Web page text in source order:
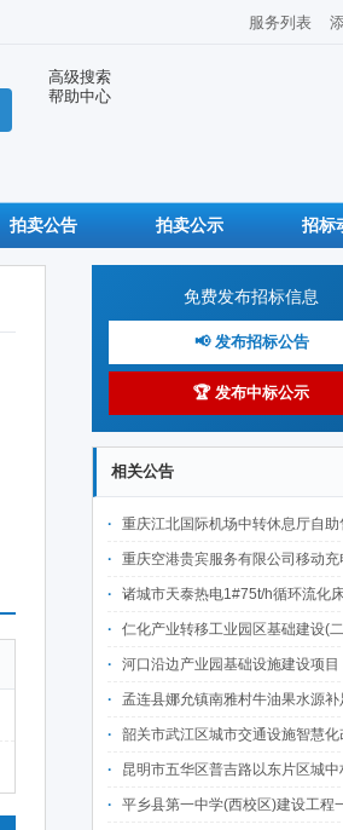
服务列表
高级搜索
帮助中心
拍卖公告 拍卖公示 招标
免费发布招标信息
📢 发布招标公告
🏆 发布中标公示
相关公告
重庆江北国际机场中转休息厅自助售卖机点位公开招
重庆空港贵宾服务有限公司移动充电宝点位资源公开
诸城市天泰热电1#75t/h循环流化床锅炉及配套设施升级改造项目（设计施工一体
仁化产业转移工业园区基础建设(二期)一韶关仁化产业园区工业二路道路及桥梁(西侧扩园段)建设
河口沿边产业园基础设施建设项目（二期）设计施工总承包（EPC）(三次
孟连县娜允镇南雅村牛油果水源补足提质增效建设项目
韶关市武江区城市交通设施智慧化改造提升项目-基础建设工程（一期）A标段施
昆明市五华区普吉路以东片区城中村改造项目（一期）A7、A-4-2地块安置房项目供配电设计施工一体化
平乡县第一中学(西校区)建设工程一标段施工